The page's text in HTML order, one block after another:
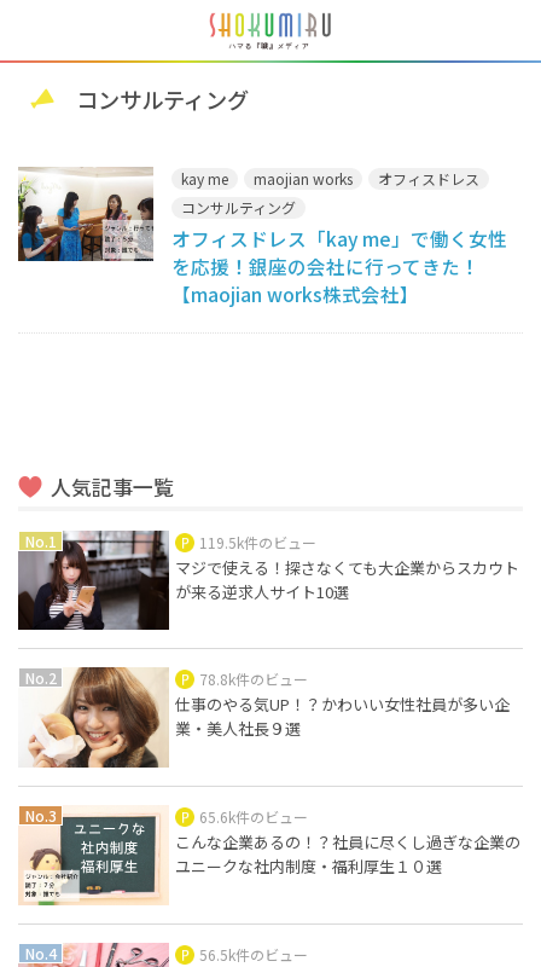
コンサルティング
kay me maojian works
オフィスドレス
コンサルティング
オフィスドレス「kay me」で働く女性
を応援！銀座の会社に行ってきた！
【maojian works株式会社】
人気記事一覧
119.5k件のビュー
マジで使える！探さなくても大企業からスカウト
が来る逆求人サイト10選
78.8k件のビュー
仕事のやる気UP！？かわいい女性社員が多い企
業・美人社長９選
65.6k件のビュー
こんな企業あるの！？社員に尽くし過ぎな企業の
ユニークな社内制度・福利厚生１０選
56.5k件のビュー